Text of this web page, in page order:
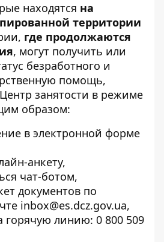
находятся на
территории
где продолжаются
, могут получить или
безработного и
помощь,
занятости в режиме
образом:
в электронной форме
анкету,
чат-ботом,
документов по
inbox@es.dcz.gov.ua,
горячую линию: 0 800 509